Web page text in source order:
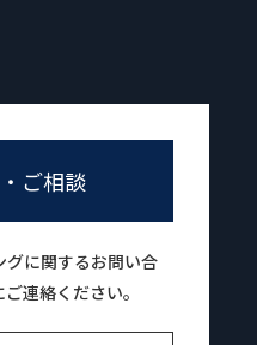
ご相談
に関するお問い合
連絡ください。